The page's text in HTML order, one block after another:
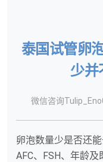
泰国试管卵
少并
微信咨询
卵泡数量少是否还
AFC、FSH、年龄